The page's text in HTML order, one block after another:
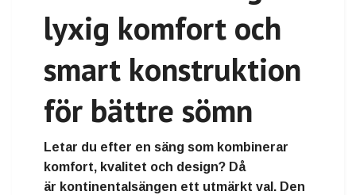
lyxig komfort och
smart konstruktion
för bättre sömn
Letar du efter en säng som kombinerar
komfort, kvalitet och design? Då
är kontinentalsängen ett utmärkt val. Den